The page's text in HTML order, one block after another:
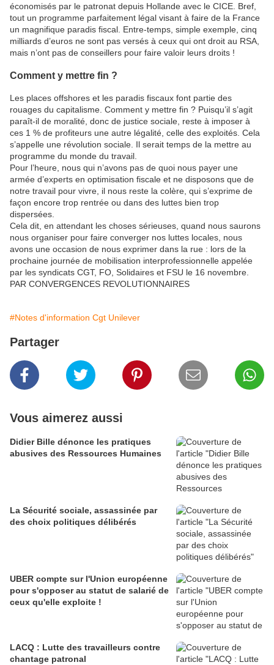
économisés par le patronat depuis Hollande avec le CICE. Bref,
tout un programme parfaitement légal visant à faire de la France
un magnifique paradis fiscal. Entre-temps, simple exemple, cinq
milliards d’euros ne sont pas versés à ceux qui ont droit au RSA,
mais n’ont pas de conseillers pour faire valoir leurs droits !
Comment y mettre fin ?
Les places offshores et les paradis fiscaux font partie des
rouages du capitalisme. Comment y mettre fin ? Puisqu’il s’agit
paraît-il de moralité, donc de justice sociale, reste à imposer à
ces 1 % de profiteurs une autre légalité, celle des exploités. Cela
s’appelle une révolution sociale. Il serait temps de la mettre au
programme du monde du travail.
Pour l’heure, nous qui n’avons pas de quoi nous payer une
armée d’experts en optimisation fiscale et ne disposons que de
notre travail pour vivre, il nous reste la colère, qui s’exprime de
façon encore trop rentrée ou dans des luttes bien trop
dispersées.
Cela dit, en attendant les choses sérieuses, quand nous saurons
nous organiser pour faire converger nos luttes locales, nous
avons une occasion de nous exprimer dans la rue : lors de la
prochaine journée de mobilisation interprofessionnelle appelée
par les syndicats CGT, FO, Solidaires et FSU le 16 novembre.
PAR CONVERGENCES REVOLUTIONNAIRES
#Notes d'information Cgt Unilever
Partager
Vous aimerez aussi
Didier Bille dénonce les pratiques
abusives des Ressources Humaines
La Sécurité sociale, assassinée par
des choix politiques délibérés
UBER compte sur l'Union européenne
pour s'opposer au statut de salarié de
ceux qu'elle exploite !
LACQ : Lutte des travailleurs contre
chantage patronal